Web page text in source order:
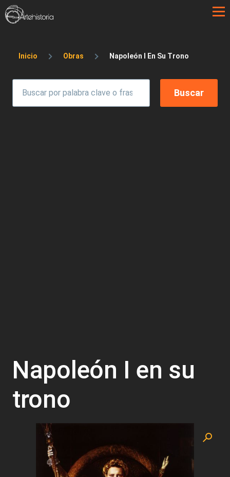
Pasar al contenido principal
Sobrescribir enlaces de ayuda a la
Inicio Obras Napoleón I En Su Trono
Napoleón I en su
trono